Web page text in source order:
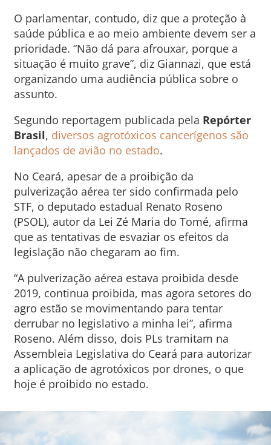
O parlamentar, contudo, diz que a proteção à
saúde pública e ao meio ambiente devem ser a
prioridade. “Não dá para afrouxar, porque a
situação é muito grave”, diz Giannazi, que está
organizando uma audiência pública sobre o
assunto.
Segundo reportagem publicada pela Repórter
Brasil, diversos agrotóxicos cancerígenos são
lançados de avião no estado.
No Ceará, apesar de a proibição da
pulverização aérea ter sido confirmada pelo
STF, o deputado estadual Renato Roseno
(PSOL), autor da Lei Zé Maria do Tomé, afirma
que as tentativas de esvaziar os efeitos da
legislação não chegaram ao fim.
“A pulverização aérea estava proibida desde
2019, continua proibida, mas agora setores do
agro estão se movimentando para tentar
derrubar no legislativo a minha lei”, afirma
Roseno. Além disso, dois PLs tramitam na
Assembleia Legislativa do Ceará para autorizar
a aplicação de agrotóxicos por drones, o que
hoje é proibido no estado.